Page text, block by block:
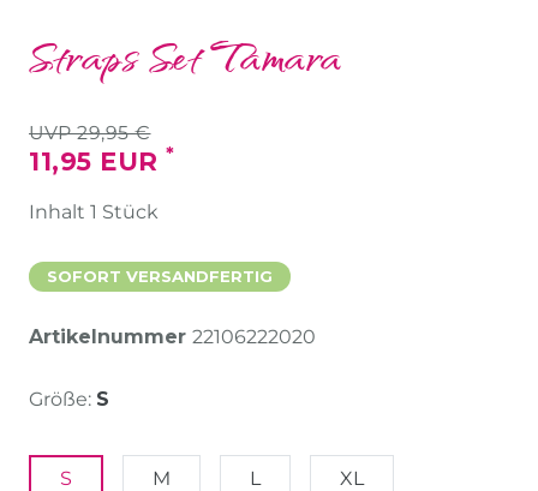
Straps Set Tamara
UVP 29,95 €
11,95 EUR *
Inhalt 1 Stück
SOFORT VERSANDFERTIG
Artikelnummer 22106222020
Größe: S
S M L XL